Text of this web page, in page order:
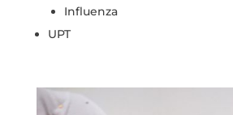
Influenza
UPT